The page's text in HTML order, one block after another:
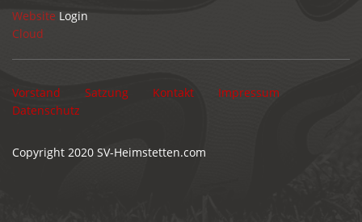
Website Login
Cloud
Vorstand Satzung Kontakt
Impressum
Datenschutz
Copyright 2020 SV-Heimstetten.com